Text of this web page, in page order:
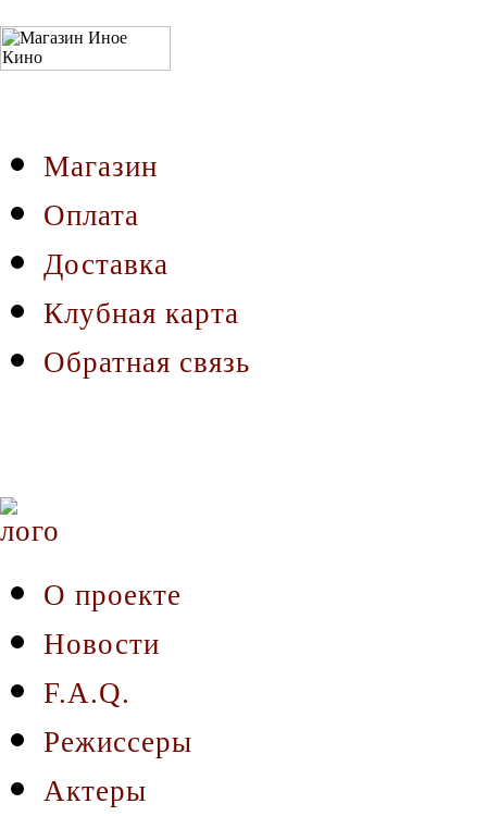
Магазин
Оплата
Доставка
Клубная карта
Обратная связь
О проекте
Новости
F.A.Q.
Режиссеры
Актеры